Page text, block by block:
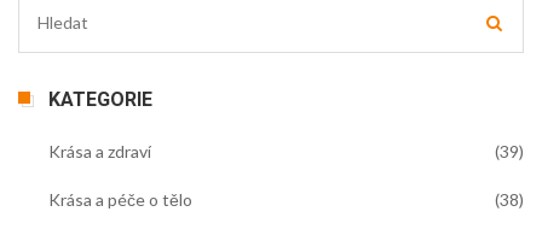
KATEGORIE
Krása a zdraví (39)
Krása a péče o tělo (38)